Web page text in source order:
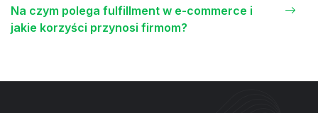
Na czym polega fulfillment w e-commerce i
jakie korzyści przynosi firmom?